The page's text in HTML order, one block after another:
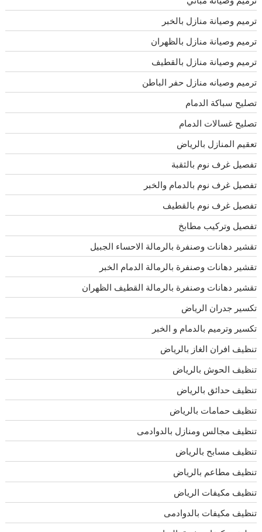
ترميم وصيانة منازل بالخبر
ترميم وصيانة منازل بالظهران
ترميم وصيانة منازل بالقطيف
ترميم وصيانه منازل حفر الباطن
تصليح سباكة الدمام
تصليح غسالات الدمام
تعقيم المنازل بالرياض
تفصيل غرف نوم بالثقبة
تفصيل غرف نوم بالدمام والخبر
تفصيل غرف نوم بالقطيف
تفصيل وتركيب مطابخ
تقشير دهانات وصنفرة بالرمالة الاحساء الجبيل
تقشير دهانات وصنفرة بالرمالة الدمام الخبر
تقشير دهانات وصنفرة بالرمالة القطيف الظهران
تكسير جدران الرياض
تكسير وترميم بالدمام و الخبر
تنظيف افران الغاز بالرياض
تنظيف الحوش بالرياض
تنظيف حدائق بالرياض
تنظيف حمامات بالرياض
تنظيف مجالس ومنازل بالدوادمى
تنظيف مسابح بالرياض
تنظيف مطاعم بالرياض
تنظيف مكيفات الرياض
تنظيف مكيفات بالدوادمى